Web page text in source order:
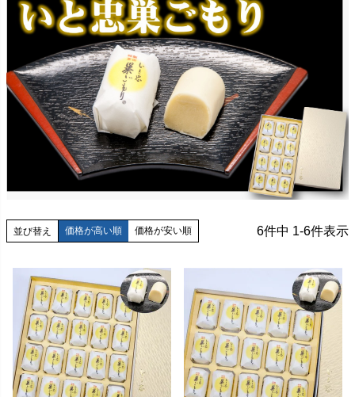
並び替え 価格が高い順 価格が安い順 6件中 1-6件表示